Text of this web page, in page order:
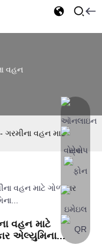
વહન
ગરમીના વહન માટે
વહન માટે
એલ્યુમિના...